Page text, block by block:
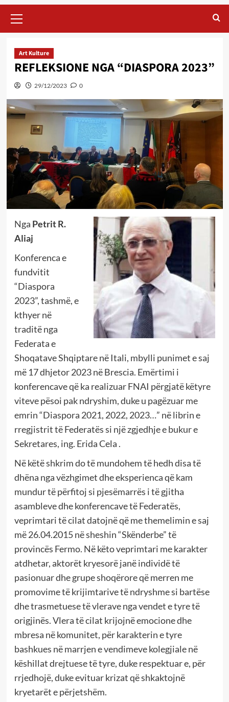
Menu
Art Kulture
REFLEKSIONE NGA “DIASPORA 2023”
29/12/2023 0
Nga Petrit R.
Aliaj
Konferenca e
fundvitit
“Diaspora
2023”, tashmë, e
kthyer në
traditë nga
Federata e
Shoqatave Shqiptare në Itali, mbylli punimet e saj
më 17 dhjetor 2023 në Brescia. Emërtimi i
konferencave që ka realizuar FNAI përgjatë këtyre
viteve pësoi pak ndryshim, duke u pagëzuar me
emrin “Diaspora 2021, 2022, 2023…” në librin e
rregjistrit të Federatës si një zgjedhje e bukur e
Sekretares, ing. Erida Cela .
Në këtë shkrim do të mundohem të hedh disa të
dhëna nga vëzhgimet dhe eksperienca që kam
mundur të përfitoj si pjesëmarrës i të gjitha
asambleve dhe konferencave të Federatës,
veprimtari të cilat datojnë që me themelimin e saj
më 26.04.2015 në sheshin “Skënderbe” të
provincës Fermo. Në këto veprimtari me karakter
atdhetar, aktorët kryesorë janë individë të
pasionuar dhe grupe shoqërore që merren me
promovime të krijimtarive të ndryshme si bartëse
dhe trasmetuese të vlerave nga vendet e tyre të
origjinës. Vlera të cilat krijojnë emocione dhe
mbresa në komunitet, për karakterin e tyre
bashkues në marrjen e vendimeve kolegjiale në
këshillat drejtuese të tyre, duke respektuar e, për
rrjedhojë, duke evituar krizat që shkaktojnë
kryetarët e përjetshëm.